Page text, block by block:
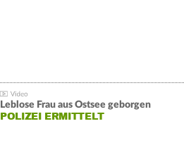
Leblose Frau aus Ostsee geborgen
POLIZEI ERMITTELT